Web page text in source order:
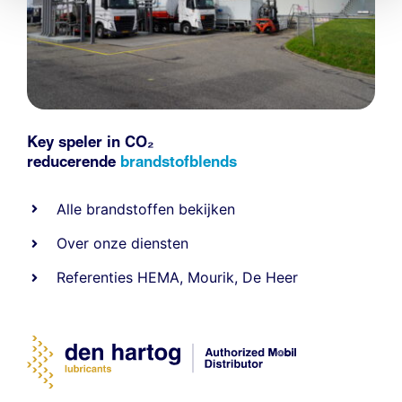
Key speler in CO₂
reducerende brandstofblends
Alle brandstoffen bekijken
Over onze diensten
Referenties HEMA, Mourik, De Heer